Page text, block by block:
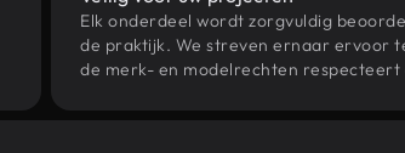
Elk onderdeel wordt zorgvuldig
de praktijk. We streven ernaar ervoor
de merk- en modelrechten